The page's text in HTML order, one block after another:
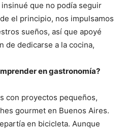
que no podía seguir
el principio, nos impulsamos
sueños, así que apoyé
de dedicarse a la cocina,
en gastronomía?
con proyectos pequeños,
gourmet en Buenos Aires.
en bicicleta. Aunque